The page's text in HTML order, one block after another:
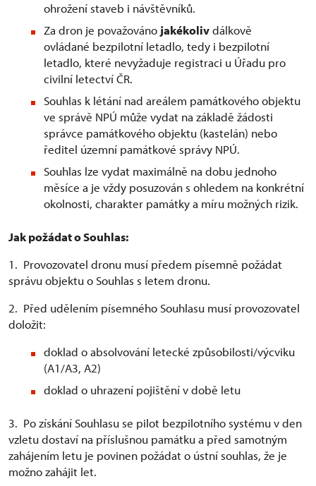
ohrožení staveb i návštěvníků.
Za dron je považováno jakékolivdálkově
ovládané bezpilotní letadlo, tedy i bezpilotní
letadlo, které nevyžaduje registraci u Úřadu pro
civilní letectví ČR.
Souhlas k létání nad areálem památkového objektu
ve správě NPÚ může vydat na základě žádosti
správce památkového objektu (kastelán) nebo
ředitel územní památkové správy NPÚ.
Souhlas lze vydat maximálně na dobu jednoho
měsíce a je vždy posuzován s ohledem na konkrétní
okolnosti, charakter památky a míru možných rizik.
Jak požádat o Souhlas:
1. Provozovatel dronu musí předem písemně požádat
správu objektu o Souhlas s letem dronu.
2. Před udělením písemného Souhlasu musí provozovatel
doložit:
doklad o absolvování letecké způsobilosti/výcviku
(A1/A3, A2)
doklad o uhrazení pojištění v době letu
3. Po získání Souhlasu se pilot bezpilotního systému v den
vzletu dostaví na příslušnou památku a před samotným
zahájením letu je povinen požádat o ústní souhlas, že je
možno zahájit let.